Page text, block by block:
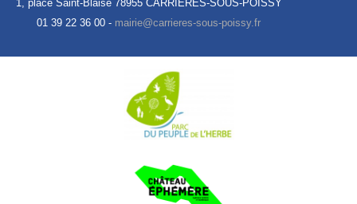
1, place Saint-Blaise 78955 CARRIÈRES-SOUS-POISSY
01 39 22 36 00 -